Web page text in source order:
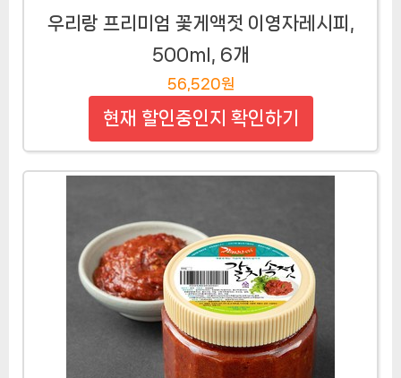
우리랑 프리미엄 꽃게액젓 이영자레시피,
500ml, 6개
56,520원
현재 할인중인지 확인하기